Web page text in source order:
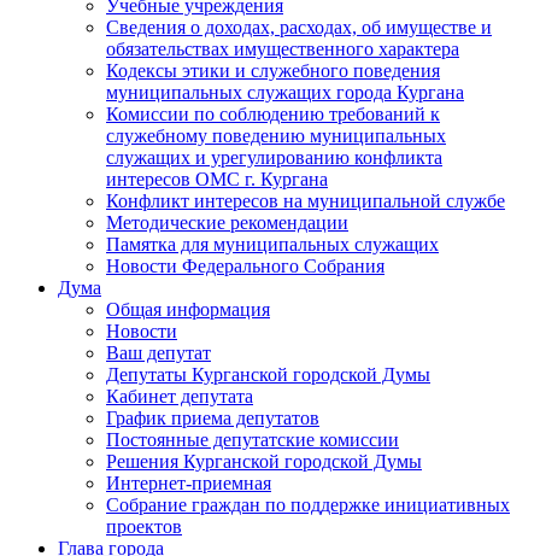
Учебные учреждения
Сведения о доходах, расходах, об имуществе и
обязательствах имущественного характера
Кодексы этики и служебного поведения
муниципальных служащих города Кургана
Комиссии по соблюдению требований к
служебному поведению муниципальных
служащих и урегулированию конфликта
интересов ОМС г. Кургана
Конфликт интересов на муниципальной службе
Методические рекомендации
Памятка для муниципальных служащих
Новости Федерального Cобрания
Дума
Общая информация
Новости
Ваш депутат
Депутаты Курганской городской Думы
Кабинет депутата
График приема депутатов
Постоянные депутатские комиссии
Решения Курганской городской Думы
Интернет-приемная
Собрание граждан по поддержке инициативных
проектов
Глава города